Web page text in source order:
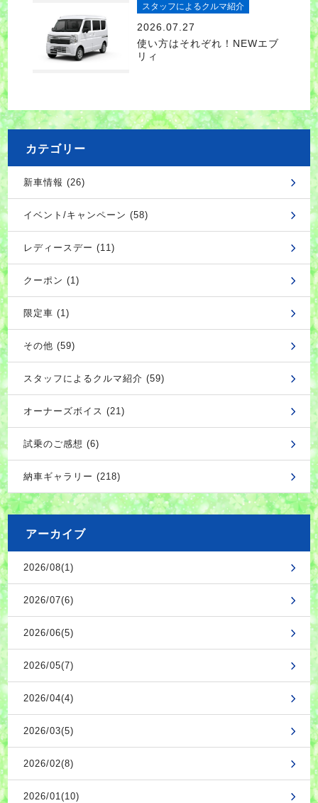
スタッフによるクルマ紹介
2026.07.27
使い方はそれぞれ！NEWエブ
リィ
カテゴリー
新車情報 (26)
イベント/キャンペーン (58)
レディースデー (11)
クーポン (1)
限定車 (1)
その他 (59)
スタッフによるクルマ紹介 (59)
オーナーズボイス (21)
試乗のご感想 (6)
納車ギャラリー (218)
アーカイブ
2026/08(1)
2026/07(6)
2026/06(5)
2026/05(7)
2026/04(4)
2026/03(5)
2026/02(8)
2026/01(10)